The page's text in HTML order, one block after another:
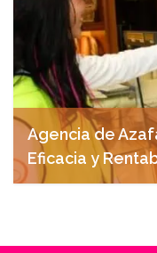
Agencia de
Eficacia y